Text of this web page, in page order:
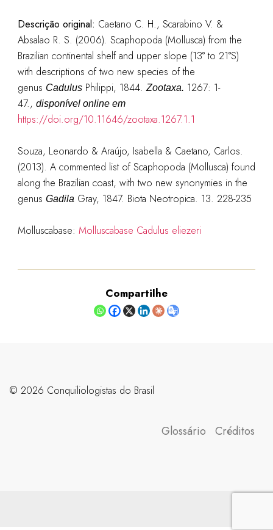
Descrição original: Caetano C. H., Scarabino V. &
Absalao R. S. (2006). Scaphopoda (Mollusca) from the
Brazilian continental shelf and upper slope (13° to 21°S)
with descriptions of two new species of the
genus CadulusPhilippi, 1844.Zootaxa. 1267: 1-
47., disponível online em
https://doi.org/10.11646/zootaxa.1267.1.1
Souza, Leonardo & Araújo, Isabella & Caetano, Carlos.
(2013). A commented list of Scaphopoda (Mollusca) found
along the Brazilian coast, with two new synonymies in the
genus GadilaGray, 1847. Biota Neotropica. 13. 228-235
Molluscabase: Molluscabase Cadulus eliezeri
Compartilhe
©️ 2026 Conquiliologistas do Brasil
Glossário Créditos